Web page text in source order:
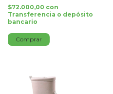
$72.000,00 con
Transferencia o depósito
bancario
Comprar